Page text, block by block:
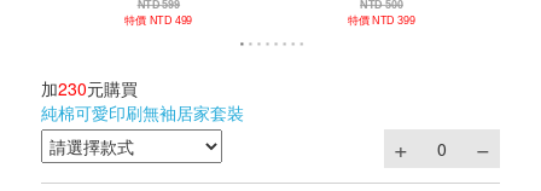
加230元購買
純棉可愛印刷無袖居家套裝